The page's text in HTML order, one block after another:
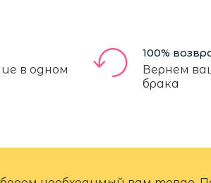
в одном
100%
Вернем
брака